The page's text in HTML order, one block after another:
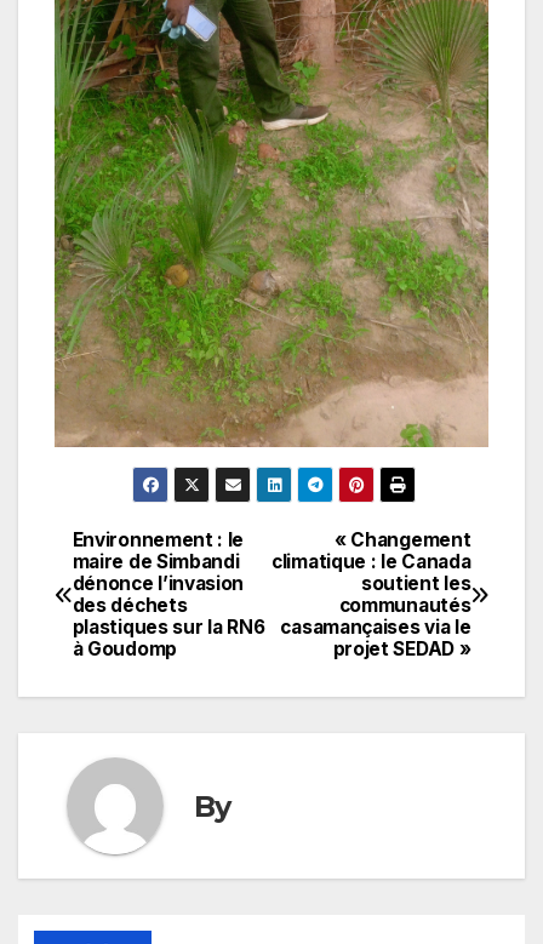
Navigation
de
l’article
« Changement
climatique : le Canada
soutient les
communautés
casamançaises via le
projet SEDAD »
Environnement : le
maire de Simbandi
dénonce l’invasion
des déchets
plastiques sur la RN6
à Goudomp
By